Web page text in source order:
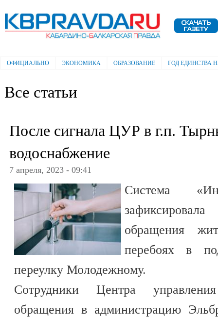
Электронная газета "Кабардино-
Балкарская правда"
Главное меню
ОФИЦИАЛЬНО ЭКОНОМИКА ОБРАЗОВАНИЕ ГОД ЕДИНСТВА
Все статьи
После сигнала ЦУР в г.п.
водоснабжение
7 апреля, 2023 - 09:41
Система
обращения
перебоях в
переулку Молодежному.
Сотрудники Центра
обращения в администрацию